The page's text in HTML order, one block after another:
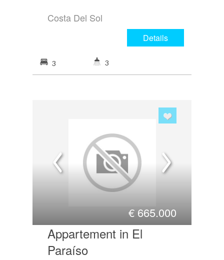
Costa Del Sol
Details
3 3
€ 665.000
Appartement in El
Paraíso